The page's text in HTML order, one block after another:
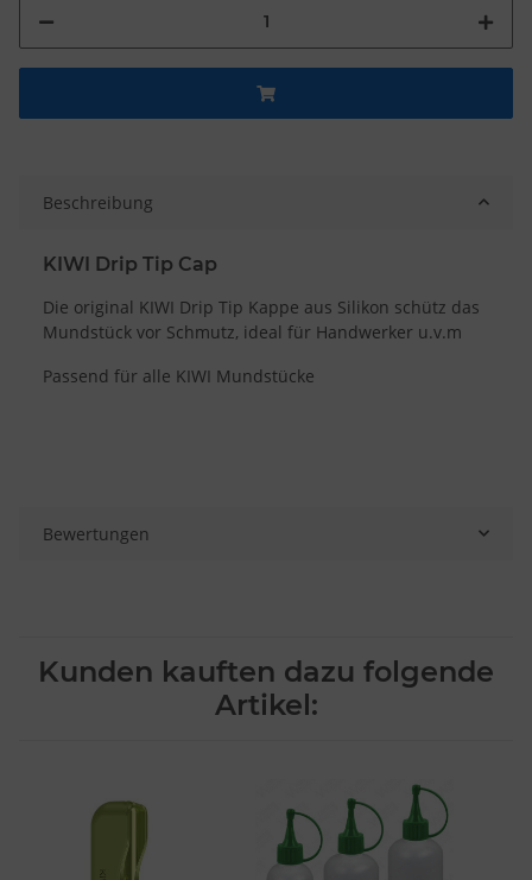
Beschreibung
KIWI Drip Tip Cap
Die original KIWI Drip Tip Kappe aus Silikon schütz das
Mundstück vor Schmutz, ideal für Handwerker u.v.m
Passend für alle KIWI Mundstücke
Bewertungen
Kunden kauften dazu folgende
Artikel: